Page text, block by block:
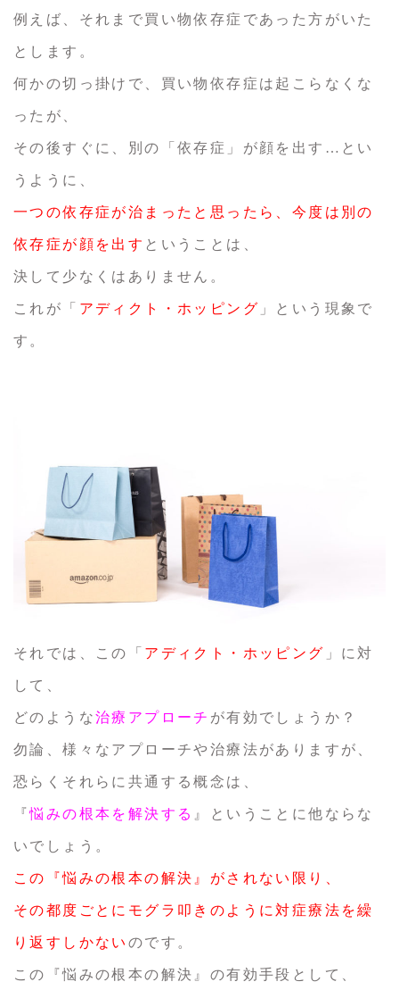
例えば、それまで買い物依存症であった方がいた
とします。
何かの切っ掛けで、買い物依存症は起こらなくな
ったが、
その後すぐに、別の「依存症」が顔を出す…とい
うように、
一つの依存症が治まったと思ったら、今度は別の
依存症が顔を出す ということは、
決して少なくはありません。
これが「 アディクト・ホッピング 」という現象で
す。
それでは、この「 アディクト・ホッピング 」に対
して、
どのような治療アプローチ が有効でしょうか？
勿論、様々なアプローチや治療法がありますが、
恐らくそれらに共通する概念は、
『悩みの根本を解決する 』ということに他ならな
いでしょう。
この『悩みの根本の解決』がされない限り、
その都度ごとにモグラ叩きのように対症療法を繰
り返すしかない のです。
この『悩みの根本の解決』の有効手段として、